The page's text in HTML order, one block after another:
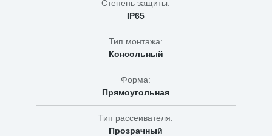
Степень защиты:
IP65
Тип монтажа:
Консольный
Форма:
Прямоугольная
Тип рассеивателя:
Прозрачный